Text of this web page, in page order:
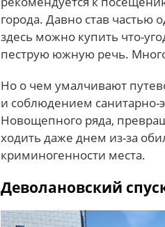
города. Давно став частью
здесь можно купить что-
пеструю южную речь.
Но о чем умалчивают
и соблюдением санитарно-
Новощепного ряда,
ходить даже днем из-за
криминогенности места.
Деволановский